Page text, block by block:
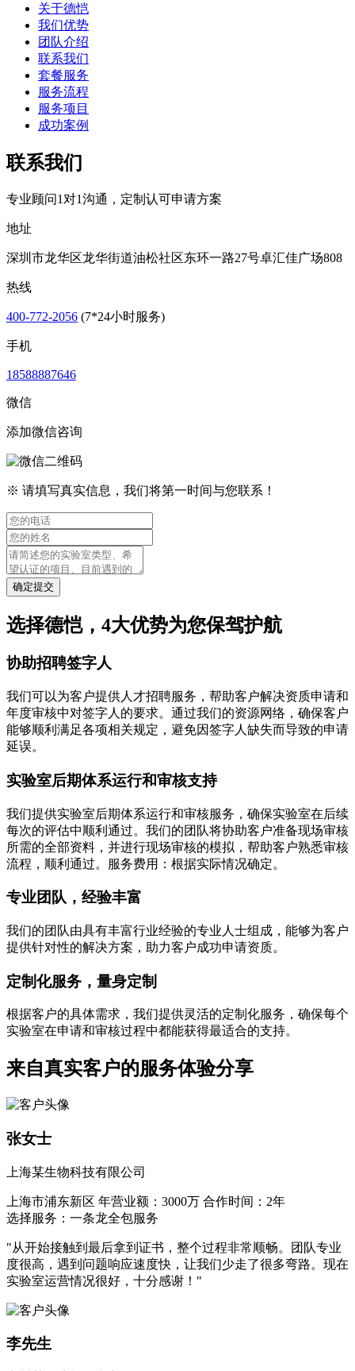
关于德恺
我们优势
团队介绍
联系我们
套餐服务
服务流程
服务项目
成功案例
联系我们
专业顾问1对1沟通，定制认可申请方案
地址
深圳市龙华区龙华街道油松社区东环一路27号卓汇佳广场808
热线
400-772-2056 (7*24小时服务)
手机
18588887646
微信
添加微信咨询
※ 请填写真实信息，我们将第一时间与您联系！
确定提交
选择德恺，4大优势为您保驾护航
协助招聘签字人
我们可以为客户提供人才招聘服务，帮助客户解决资质申请和
年度审核中对签字人的要求。通过我们的资源网络，确保客户
能够顺利满足各项相关规定，避免因签字人缺失而导致的申请
延误。
实验室后期体系运行和审核支持
我们提供实验室后期体系运行和审核服务，确保实验室在后续
每次的评估中顺利通过。我们的团队将协助客户准备现场审核
所需的全部资料，并进行现场审核的模拟，帮助客户熟悉审核
流程，顺利通过。服务费用：根据实际情况确定。
专业团队，经验丰富
我们的团队由具有丰富行业经验的专业人士组成，能够为客户
提供针对性的解决方案，助力客户成功申请资质。
定制化服务，量身定制
根据客户的具体需求，我们提供灵活的定制化服务，确保每个
实验室在申请和审核过程中都能获得最适合的支持。
来自真实客户的服务体验分享
张女士
上海某生物科技有限公司
上海市浦东新区 年营业额：3000万 合作时间：2年
选择服务：一条龙全包服务
"从开始接触到最后拿到证书，整个过程非常顺畅。团队专业
度很高，遇到问题响应速度快，让我们少走了很多弯路。现在
实验室运营情况很好，十分感谢！"
李先生